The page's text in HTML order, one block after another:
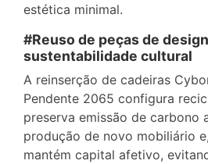
estética minimal.
#Reuso de peças de
sustentabilidade cultural
A reinserção de cadeiras
Pendente 2065 configura
preserva emissão de carbono
produção de novo mobiliário
mantém capital afetivo,